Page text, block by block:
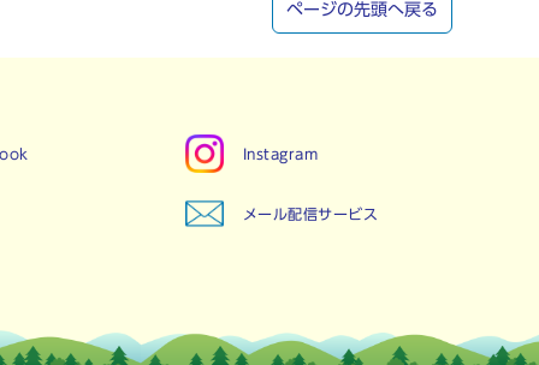
ページの先頭へ戻る
Instagram
メール配信サービス